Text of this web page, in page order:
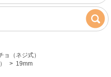
ョ（ネジ式）
> 19mm